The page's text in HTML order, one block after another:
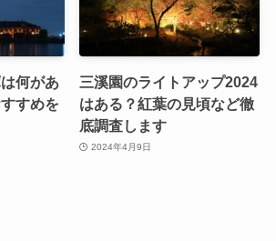
何があ
すめを
三溪園のライトアップ2024
はある？紅葉の見頃など徹
底調査します
2024年4月9日